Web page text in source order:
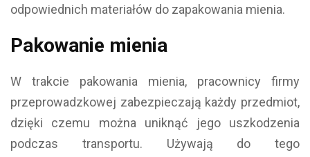
odpowiednich materiałów do zapakowania mienia.
Pakowanie mienia
W trakcie pakowania mienia, pracownicy firmy
przeprowadzkowej zabezpieczają każdy przedmiot,
dzięki czemu można uniknąć jego uszkodzenia
podczas transportu. Używają do tego